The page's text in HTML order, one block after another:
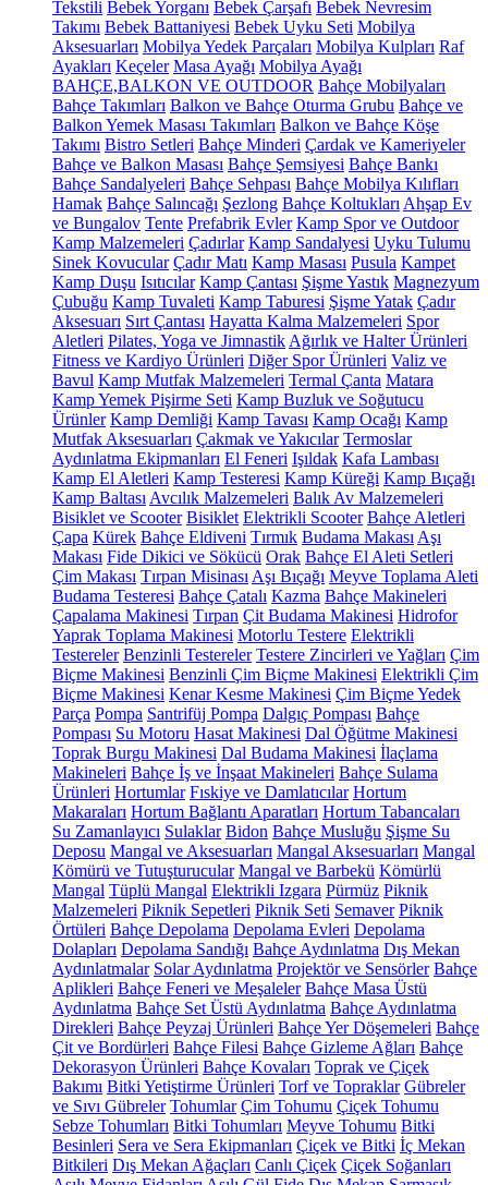
Tekstili Bebek Yorganı Bebek Çarşafı Bebek Nevresim
Takımı Bebek Battaniyesi Bebek Uyku Seti Mobilya
Aksesuarları Mobilya Yedek Parçaları Mobilya Kulpları Raf
Ayakları Keçeler Masa Ayağı Mobilya Ayağı
BAHÇE,BALKON VE OUTDOOR Bahçe Mobilyaları
Bahçe Takımları Balkon ve Bahçe Oturma Grubu Bahçe ve
Balkon Yemek Masası Takımları Balkon ve Bahçe Köşe
Takımı Bistro Setleri Bahçe Minderi Çardak ve Kameriyeler
Bahçe ve Balkon Masası Bahçe Şemsiyesi Bahçe Bankı
Bahçe Sandalyeleri Bahçe Sehpası Bahçe Mobilya Kılıfları
Hamak Bahçe Salıncağı Şezlong Bahçe Koltukları Ahşap Ev
ve Bungalov Tente Prefabrik Evler Kamp Spor ve Outdoor
Kamp Malzemeleri Çadırlar Kamp Sandalyesi Uyku Tulumu
Sinek Kovucular Çadır Matı Kamp Masası Pusula Kampet
Kamp Duşu Isıtıcılar Kamp Çantası Şişme Yastık Magnezyum
Çubuğu Kamp Tuvaleti Kamp Taburesi Şişme Yatak Çadır
Aksesuarı Sırt Çantası Hayatta Kalma Malzemeleri Spor
Aletleri Pilates, Yoga ve Jimnastik Ağırlık ve Halter Ürünleri
Fitness ve Kardiyo Ürünleri Diğer Spor Ürünleri Valiz ve
Bavul Kamp Mutfak Malzemeleri Termal Çanta Matara
Kamp Yemek Pişirme Seti Kamp Buzluk ve Soğutucu
Ürünler Kamp Demliği Kamp Tavası Kamp Ocağı Kamp
Mutfak Aksesuarları Çakmak ve Yakıcılar Termoslar
Aydınlatma Ekipmanları El Feneri Işıldak Kafa Lambası
Kamp El Aletleri Kamp Testeresi Kamp Küreği Kamp Bıçağı
Kamp Baltası Avcılık Malzemeleri Balık Av Malzemeleri
Bisiklet ve Scooter Bisiklet Elektrikli Scooter Bahçe Aletleri
Çapa Kürek Bahçe Eldiveni Tırmık Budama Makası Aşı
Makası Fide Dikici ve Sökücü Orak Bahçe El Aleti Setleri
Çim Makası Tırpan Misinası Aşı Bıçağı Meyve Toplama Aleti
Budama Testeresi Bahçe Çatalı Kazma Bahçe Makineleri
Çapalama Makinesi Tırpan Çit Budama Makinesi Hidrofor
Yaprak Toplama Makinesi Motorlu Testere Elektrikli
Testereler Benzinli Testereler Testere Zincirleri ve Yağları Çim
Biçme Makinesi Benzinli Çim Biçme Makinesi Elektrikli Çim
Biçme Makinesi Kenar Kesme Makinesi Çim Biçme Yedek
Parça Pompa Santrifüj Pompa Dalgıç Pompası Bahçe
Pompası Su Motoru Hasat Makinesi Dal Öğütme Makinesi
Toprak Burgu Makinesi Dal Budama Makinesi İlaçlama
Makineleri Bahçe İş ve İnşaat Makineleri Bahçe Sulama
Ürünleri Hortumlar Fıskiye ve Damlatıcılar Hortum
Makaraları Hortum Bağlantı Aparatları Hortum Tabancaları
Su Zamanlayıcı Sulaklar Bidon Bahçe Musluğu Şişme Su
Deposu Mangal ve Aksesuarları Mangal Aksesuarları Mangal
Kömürü ve Tutuşturucular Mangal ve Barbekü Kömürlü
Mangal Tüplü Mangal Elektrikli Izgara Pürmüz Piknik
Malzemeleri Piknik Sepetleri Piknik Seti Semaver Piknik
Örtüleri Bahçe Depolama Depolama Evleri Depolama
Dolapları Depolama Sandığı Bahçe Aydınlatma Dış Mekan
Aydınlatmalar Solar Aydınlatma Projektör ve Sensörler Bahçe
Aplikleri Bahçe Feneri ve Meşaleler Bahçe Masa Üstü
Aydınlatma Bahçe Set Üstü Aydınlatma Bahçe Aydınlatma
Direkleri Bahçe Peyzaj Ürünleri Bahçe Yer Döşemeleri Bahçe
Çit ve Bordürleri Bahçe Filesi Bahçe Gizleme Ağları Bahçe
Dekorasyon Ürünleri Bahçe Kovaları Toprak ve Çiçek
Bakımı Bitki Yetiştirme Ürünleri Torf ve Topraklar Gübreler
ve Sıvı Gübreler Tohumlar Çim Tohumu Çiçek Tohumu
Sebze Tohumları Bitki Tohumları Meyve Tohumu Bitki
Besinleri Sera ve Sera Ekipmanları Çiçek ve Bitki İç Mekan
Bitkileri Dış Mekan Ağaçları Canlı Çiçek Çiçek Soğanları